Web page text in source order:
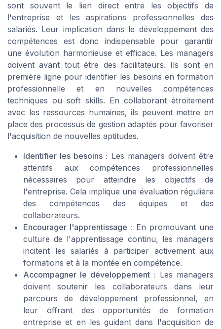
sont souvent le lien direct entre les objectifs de
l'entreprise et les aspirations professionnelles des
salariés. Leur implication dans le développement des
compétences est donc indispensable pour garantir
une évolution harmonieuse et efficace. Les managers
doivent avant tout être des facilitateurs. Ils sont en
première ligne pour identifier les besoins en formation
professionnelle et en nouvelles compétences
techniques ou soft skills. En collaborant étroitement
avec les ressources humaines, ils peuvent mettre en
place des processus de gestion adaptés pour favoriser
l'acquisition de nouvelles aptitudes.
Identifier les besoins : Les managers doivent être
attentifs aux compétences professionnelles
nécessaires pour atteindre les objectifs de
l'entreprise. Cela implique une évaluation régulière
des compétences des équipes et des
collaborateurs.
Encourager l'apprentissage : En promouvant une
culture de l'apprentissage continu, les managers
incitent les salariés à participer activement aux
formations et à la montée en compétence.
Accompagner le développement : Les managers
doivent soutenir les collaborateurs dans leur
parcours de développement professionnel, en
leur offrant des opportunités de formation
entreprise et en les guidant dans l'acquisition de